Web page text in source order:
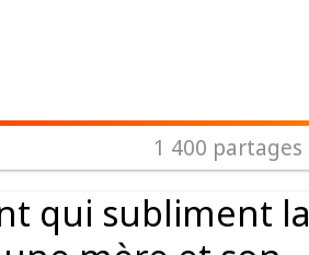
1 400 partages
qui subliment la